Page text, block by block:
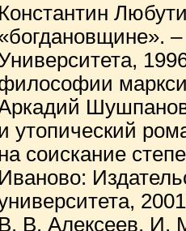
Константин
–
утопический
соискание
Иваново:
В. В. Алексеев, И.